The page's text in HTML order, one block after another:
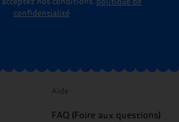
nos conditions. politique de
confidentialité
Aide
FAQ (Foire aux questions)